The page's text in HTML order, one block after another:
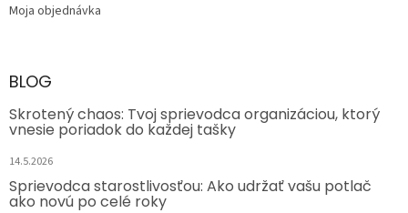
Moja objednávka
BLOG
Skrotený chaos: Tvoj sprievodca organizáciou, ktorý
vnesie poriadok do každej tašky
14.5.2026
Sprievodca starostlivosťou: Ako udržať vašu potlač
ako novú po celé roky